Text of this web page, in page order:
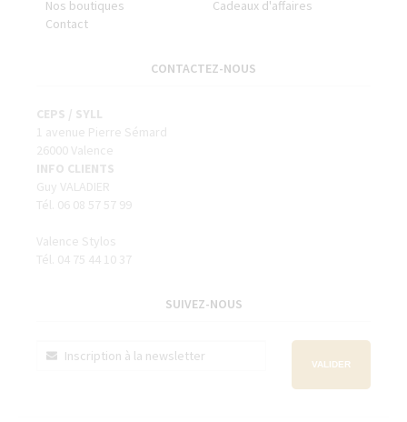
Nos boutiques
Cadeaux d'affaires
Contact
CONTACTEZ-NOUS
CEPS / SYLL
1 avenue Pierre Sémard
26000 Valence
INFO CLIENTS
Guy VALADIER
Tél. 06 08 57 57 99
Valence Stylos
Tél. 04 75 44 10 37
SUIVEZ-NOUS
VALIDER